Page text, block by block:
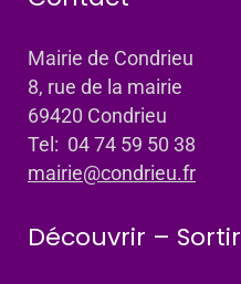
Mairie de Condrieu
8, rue de la mairie
69420 Condrieu
Tel: 04 74 59 50 38
mairie@condrieu.fr
Découvrir – Sortir